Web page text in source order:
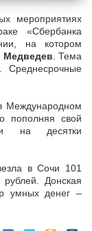
мероприятиях
«Сбербанка
на котором
Медведев . Тема
Среднесрочные
в Международном
пополняя свой
на десятки
в Сочи 101
Донская
умных денег –